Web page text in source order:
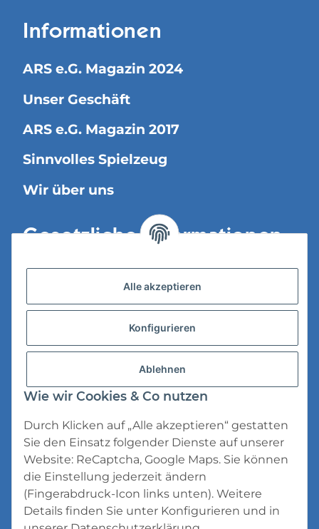
Informationen
ARS e.G. Magazin 2024
Unser Geschäft
ARS e.G. Magazin 2017
Sinnvolles Spielzeug
Wir über uns
Gesetzliche Informationen
Versandinformationen
Datenschutz
Impressum
* Alle Preise inkl. gesetzlicher USt., zzgl.
Versand
Alle akzeptieren
Konfigurieren
Ablehnen
Wie wir Cookies & Co nutzen
Durch Klicken auf „Alle akzeptieren“ gestatten
Sie den Einsatz folgender Dienste auf unserer
Website: ReCaptcha, Google Maps. Sie können
die Einstellung jederzeit ändern
(Fingerabdruck-Icon links unten). Weitere
Details finden Sie unter Konfigurieren und in